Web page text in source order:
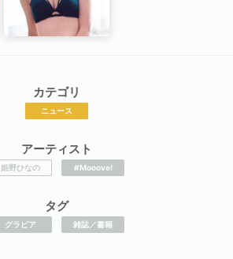
カテゴリ
ニュース
アーティスト
姫野ひなの #Mooove!
タグ
グラビア 雑誌／書籍